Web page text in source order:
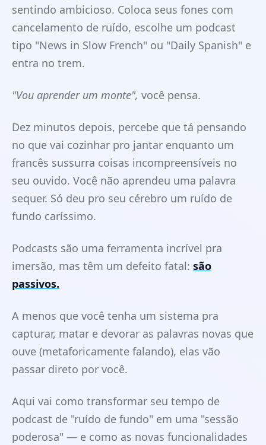
sentindo ambicioso. Coloca seus fones com
cancelamento de ruído, escolhe um podcast
tipo "News in Slow French" ou "Daily Spanish" e
entra no trem.
"Vou aprender um monte", você pensa.
Dez minutos depois, percebe que tá pensando
no que vai cozinhar pro jantar enquanto um
francês sussurra coisas incompreensíveis no
seu ouvido. Você não aprendeu uma palavra
sequer. Só deu pro seu cérebro um ruído de
fundo caríssimo.
Podcasts são uma ferramenta incrível pra
imersão, mas têm um defeito fatal: são
passivos.
A menos que você tenha um sistema pra
capturar, matar e devorar as palavras novas que
ouve (metaforicamente falando), elas vão
passar direto por você.
Aqui vai como transformar seu tempo de
podcast de "ruído de fundo" em uma "sessão
poderosa" — e como as novas funcionalidades